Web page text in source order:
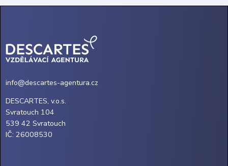
info@descartes-agentura.cz
DESCARTES, v.o.s.
Svratouch 104
539 42 Svratouch
IČ: 26008530